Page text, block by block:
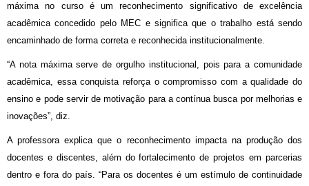
máxima no curso é um reconhecimento significativo de excelência
acadêmica concedido pelo MEC e significa que o trabalho está sendo
encaminhado de forma correta e reconhecida institucionalmente.
“A nota máxima serve de orgulho institucional, pois para a comunidade
acadêmica, essa conquista reforça o compromisso com a qualidade do
ensino e pode servir de motivação para a contínua busca por melhorias e
inovações”, diz.
A professora explica que o reconhecimento impacta na produção dos
docentes e discentes, além do fortalecimento de projetos em parcerias
dentro e fora do país. “Para os docentes é um estímulo de continuidade